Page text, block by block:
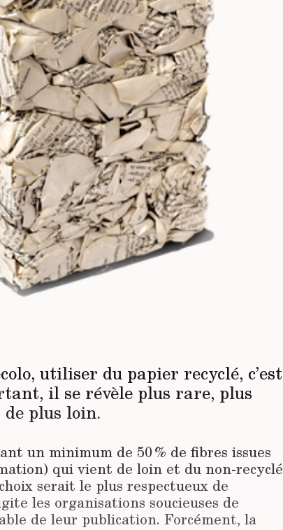
utiliser du papier recyclé, c’est
il se révèle plus rare, plus
plus loin.
un minimum de 50 % de fibres issues
qui vient de loin et du non-recyclé
serait le plus respectueux de
les organisations soucieuses de
de leur publication. Forcément, la